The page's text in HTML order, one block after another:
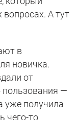
А тут
в
новичка.
от
—
уже получила
чего-то